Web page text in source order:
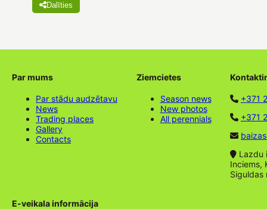
Dalīties
Par mums
Par stādu audzētavu
News
Trading places
Gallery
Contacts
Ziemcietes
Season news
New photos
All perennials
+371
+371
Lazdu
Inciems,
Siguldas
E-veikala informācija